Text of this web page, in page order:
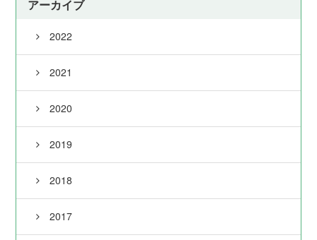
アーカイブ
2022
2021
2020
2019
2018
2017